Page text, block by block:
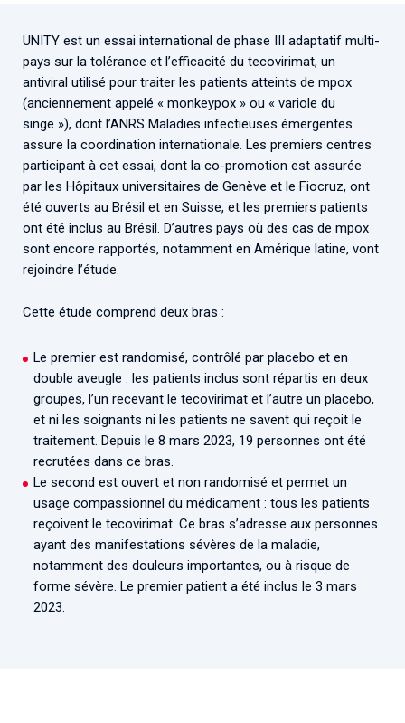
Collaboration avec les acteurs communautaires
Cellule Émergence mpox
Ouverte depuis décembre 2023, pour suivre l'épidémie
en RDC, elle reste active suite à des cas à Mayotte et à
La Réunion.
Cellules Émergence
Retrouvez toutes les cellules Émergence, actives ou
inactives.
UNITY est un essai international de phase III adaptatif multi-
pays sur la tolérance et l’efficacité du tecovirimat, un
antiviral utilisé pour traiter les patients atteints de mpox
(anciennement appelé « monkeypox » ou « variole du
singe »), dont l’ANRS Maladies infectieuses émergentes
assure la coordination internationale. Les premiers centres
participant à cet essai, dont la co-promotion est assurée
par les Hôpitaux universitaires de Genève et le Fiocruz, ont
été ouverts au Brésil et en Suisse, et les premiers patients
ont été inclus au Brésil. D’autres pays où des cas de mpox
sont encore rapportés, notamment en Amérique latine, vont
rejoindre l’étude.
Cette étude comprend deux bras :
Le premier est randomisé, contrôlé par placebo et en
double aveugle : les patients inclus sont répartis en deux
groupes, l’un recevant le tecovirimat et l’autre un placebo,
et ni les soignants ni les patients ne savent qui reçoit le
traitement. Depuis le 8 mars 2023, 19 personnes ont été
recrutées dans ce bras.
Le second est ouvert et non randomisé et permet un
usage compassionnel du médicament : tous les patients
reçoivent le tecovirimat. Ce bras s’adresse aux personnes
ayant des manifestations sévères de la maladie,
notamment des douleurs importantes, ou à risque de
forme sévère. Le premier patient a été inclus le 3 mars
2023.